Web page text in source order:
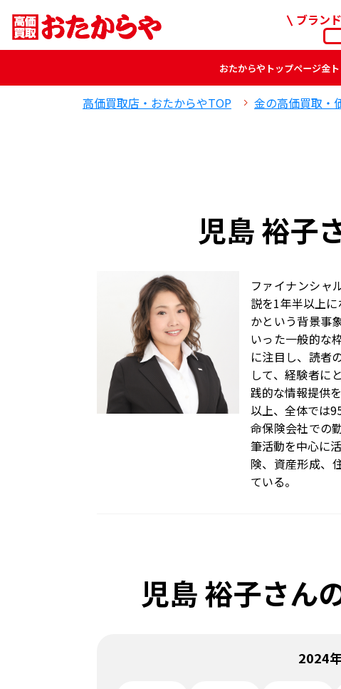
ブラン
おたからや トップページ金
高価買取店・おたからやTOP 金の高価買取・
児島 裕子
ファイナンシャ
説を1年半以上
かという背景事
いった一般的な
に注目し、読者
して、経験者に
践的な情報提供
以上、全体では
命保険会社での
筆活動を中心に
険、資産形成、
ている。
児島 裕子さん
2024